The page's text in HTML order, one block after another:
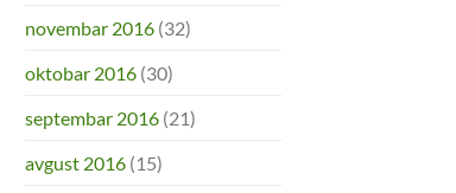
novembar 2016(32)
oktobar 2016(30)
septembar 2016(21)
avgust 2016(15)